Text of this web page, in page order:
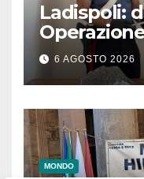
Ladispoli:
6 AGOSTO 2026
MONDO